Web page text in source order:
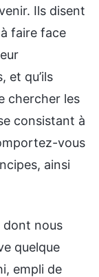
Ils disent
faire face
et qu’ils
chercher les
consistant à
vous
ainsi
dont nous
quelque
empli de